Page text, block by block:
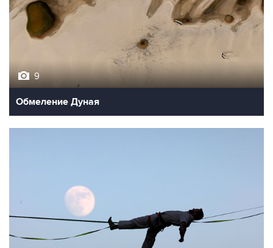
9
Обмеление Дуная